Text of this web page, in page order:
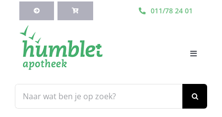
inhoud
011/78 24 01
naar:
Toggle
Webshop